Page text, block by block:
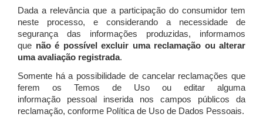
Dada a relevância que a participação do consumidor tem
neste processo, e considerando a necessidade de
segurança das informações produzidas, informamos
que não é possível excluir uma reclamação ou alterar
uma avaliação registrada.
Somente há a possibilidade de cancelar reclamações que
ferem os Temos de Uso ou editar alguma
informação pessoal inserida nos campos públicos da
reclamação, conforme Política de Uso de Dados Pessoais.